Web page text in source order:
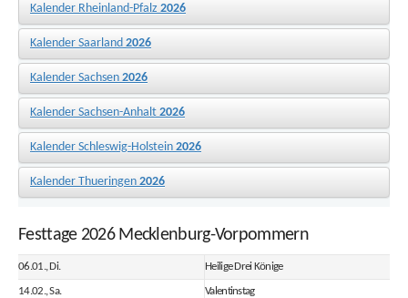
Kalender Rheinland-Pfalz 2026
Kalender Saarland 2026
Kalender Sachsen 2026
Kalender Sachsen-Anhalt 2026
Kalender Schleswig-Holstein 2026
Kalender Thueringen 2026
Festtage 2026 Mecklenburg-Vorpommern
06.01., Di. Heilige Drei Könige
14.02., Sa. Valentinstag